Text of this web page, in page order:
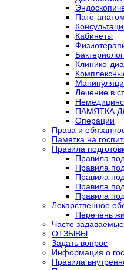
Пато-
Кабинеты
Клинико-
Лечение в
ПАМЯТКА
Операции
Права и
Памятка на
Правила
Правила
Правила
Правила
Правила
Правила
Лекарственное
Перечень
Часто
ОТЗЫВЫ
Задать вопрос
Информация о
Правила